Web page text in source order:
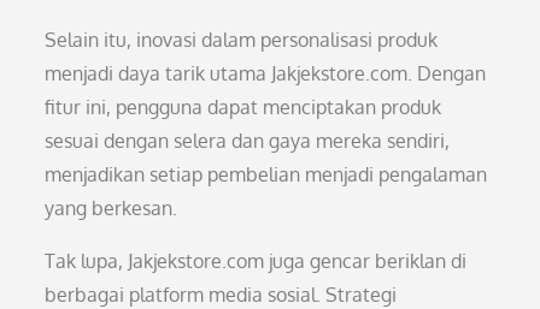
Selain itu, inovasi dalam personalisasi produk
menjadi daya tarik utama Jakjekstore.com. Dengan
fitur ini, pengguna dapat menciptakan produk
sesuai dengan selera dan gaya mereka sendiri,
menjadikan setiap pembelian menjadi pengalaman
yang berkesan.
Tak lupa, Jakjekstore.com juga gencar beriklan di
berbagai platform media sosial. Strategi